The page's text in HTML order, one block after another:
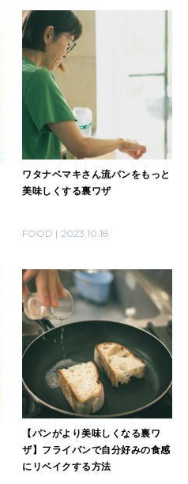
ワタナベマキさん流パンをもっと
美味しくする裏ワザ
FOOD 2023.10.18
【パンがより美味しくなる裏ワ
ザ】フライパンで自分好みの食感
にリベイクする方法